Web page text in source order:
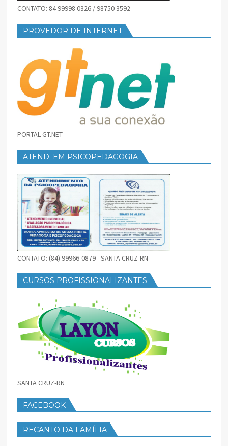
CONTATO: 84 99998 0326 / 98750 3592
PROVEDOR DE INTERNET
PORTAL GT.NET
ATEND. EM PSICOPEDAGOGIA
CONTATO: (84) 99966-0879 - SANTA CRUZ-RN
CURSOS PROFISSIONALIZANTES
SANTA CRUZ-RN
FACEBOOK
RECANTO DA FAMÍLIA